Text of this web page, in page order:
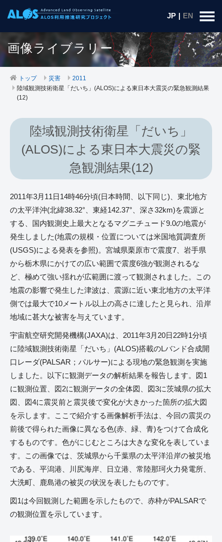
JP | EN
画像ライブラリー
トップ 災害
2011
陸域観測技術衛星「だいち」(ALOS)による東日本大震災の緊急観測結果
(12)
陸域観測技術衛星「だいち」
(ALOS)による東日本大震災の緊
急観測結果(12)
2011年3月11日14時46分頃(日本時間、以下同じ)、東北地方
の太平洋沖(北緯38.32°、東経142.37°、深さ32km)を震源と
する、国内観測史上最大となるマグニチュード9.0の地震が
発生しました(地震の規模・位置については米国地質調査所
(USGS)による発表を参照)。宮城県栗原市で震度7、岩手県
から栃木県にかけての広い範囲で震度6強が観測されるな
ど、極めて強い揺れが広範囲に渡って観測されました。この
地震の影響で発生した津波は、震源に近い東北地方の太平洋
側では最大で10メートル以上の高さに達したと見られ、沿岸
地域に甚大な被害を与えています。
宇宙航空研究開発機構(JAXA)は、2011年3月20日22時1分頃
に陸域観測技術衛星「だいち」(ALOS)搭載のLバンド合成開
口レーダ(PALSAR；パルサー)による現地の緊急観測を実施
しました。以下に観測データの解析結果を報告します。図1
に観測位置、図2に観測データの全体図、図3に茨城県の拡大
図、図4に震災前と震災後で変化が大きかった箇所の拡大図
を示します。ここで紹介する画像解析手法は、今回の震災の
前後で得られた画像に異なる色(赤、緑、青)をつけて合成化
するものです。色がにじむところは大きな変化を表していま
す。この画像では、茨城県から千葉県の太平洋沿岸の被災地
である、平潟港、川尻海岸、日立港、常陸那珂火力発電所、
大洗町、鹿島港の被災の状況を表したものです。
図1は今回観測した範囲を示したもので、赤枠がPALSARで
の観測位置を示しています。